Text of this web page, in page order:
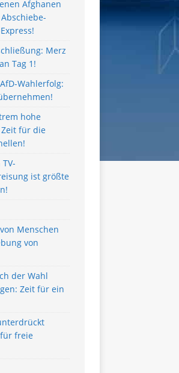
Afghanen
Merz
Tag 1!
Wahlerfolg:
hohe
für die
ist größte
Menschen
von
der Wahl
Zeit für ein
freie